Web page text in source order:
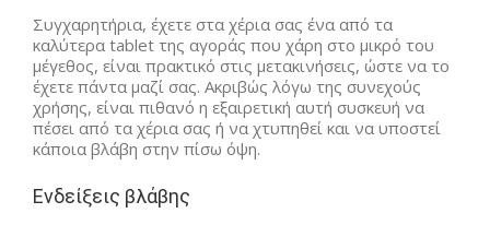
Συγχαρητήρια, έχετε στα χέρια σας ένα από τα
καλύτερα tablet της αγοράς που χάρη στο μικρό του
μέγεθος, είναι πρακτικό στις μετακινήσεις, ώστε να το
έχετε πάντα μαζί σας. Ακριβώς λόγω της συνεχούς
χρήσης, είναι πιθανό η εξαιρετική αυτή συσκευή να
πέσει από τα χέρια σας ή να χτυπηθεί και να υποστεί
κάποια βλάβη στην πίσω όψη.
Ενδείξεις βλάβης